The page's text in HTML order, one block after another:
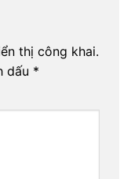
thị công khai.
dấu *